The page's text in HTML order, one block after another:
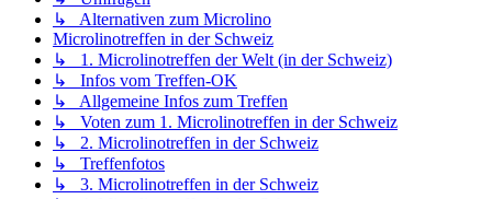
↳ Alternativen zum Microlino
Microlinotreffen in der Schweiz
↳ 1. Microlinotreffen der Welt (in der Schweiz)
↳ Infos vom Treffen-OK
↳ Allgemeine Infos zum Treffen
↳ Voten zum 1. Microlinotreffen in der Schweiz
↳ 2. Microlinotreffen in der Schweiz
↳ Treffenfotos
↳ 3. Microlinotreffen in der Schweiz